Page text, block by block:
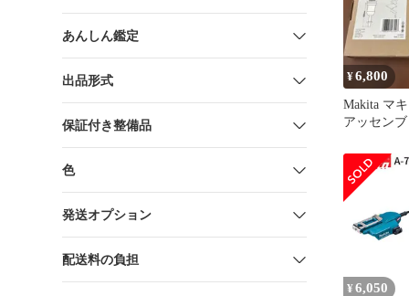
あんしん鑑定
出品形式
保証付き整備品
色
発送オプション
配送料の負担
¥6,800
Makita マ
アッセン
¥ 6,050